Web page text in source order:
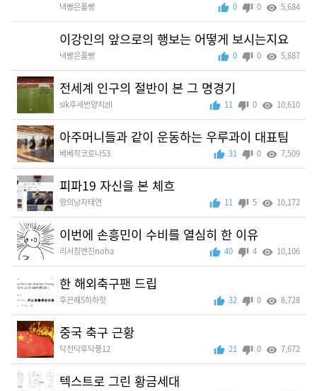
낵빵은풀빵 0 0 5,684
이강인의 앞으로의 행보는 어떻게 보시는지요
낵빵은풀빵 0 0 5,887
전세계 인구의 절반이 본 그 명경기
sik후세번양치zil 11 0 10,610
아주머니들과 같이 운동하는 우루과이 대표팀
베베작코로나53 31 0 7,509
피파19 자신을 본 체흐
왕의낭자태연 11 5 10,172
이번에 손흥민이 수비를 열심히 한 이유
리서칭엔진noha 40 4 10,106
한 해외축구팬 드립
후끈해5하하핫 32 0 8,728
중국 축구 근황
닥전닥후닥쭝12 21 0 7,672
텍스트로 그린 황금세대